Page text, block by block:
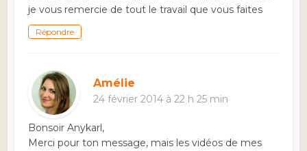
je vous remercie de tout le travail que vous faites
Répondre
Amélie
24 février 2014 à 22 h 25 min
Bonsoir Anykarl,
Merci pour ton message, mais les vidéos de mes